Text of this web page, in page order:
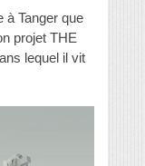
à Tanger que
projet THE
lequel il vit